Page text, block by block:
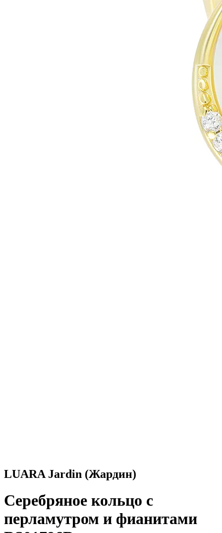
LUARA Jardin (Жардин)
Серебряное кольцо с
перламутром и фианитами